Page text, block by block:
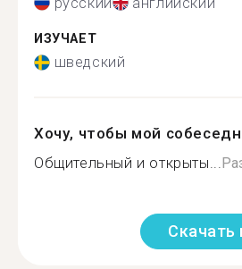
ИЗУЧАЕТ
шведский
Хочу, чтобы мой
Общительный и открыты...
Скачать